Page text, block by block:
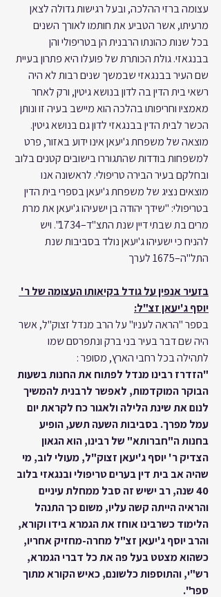
עצומה ברזי ההלכה, ובעל רגישות גדולה לצאן
מרעיתו, אשר הטביע את חותמו לאורך השנים
בכל שנות כהונתו הרבנית הן בטריפולי והן
בבנגאזי. גולת הכותרת של פועלו היא פתרון בעיית
שם העיר בבנגאזי שבמשך שנים רבות לא היה
רשאי בית הדין בה לדון בנושא גיטין, ורק לאחר
מאמציו וחריפותו בהלכה הוא מיישב בעיה זו ונותן
הכשר לבית הדין בבנגאזי לדון גם בנושא גיטין.
מוצאה של משפחת ג'יעאן אינו ידוע באזור, פרט
למשפחות בודדות שהתגוררו בישובים קטנים בלוב
ובחלקם בעיר הבירה טריפולי. לראשונה אנו
מוצאים נציג של משפחת ג'יעאן בספרי בית הדין
בטריפולי: "שידך יהודה בן ישעיהו ג'יעאן את מרת
מרים בת שבתי דיין שנת התצ"ד–1734". ויש
להניח כי ישעיהו ג'יעאן נולד בסביבות שנת
התל"ה–1675 לערך
בזעיר אנפין על גודל בקיאותו העצומה של ר'
יוסף ג'יעאן זצ"ל:
בספר "הראה לעניו" על הרב מנדל זצוק"ל, אשר
היה שם דבר בעיר בני ברק ונתפרסם שמו
לתהילה בכל רחבי הארץ, מסופר :
"הזדרז רבינו מנדל לפתוח את החנות בשעות
הבוקר המוקדמות, לאפשר לרבנית להמשיך
לנום את שינת הלילה ולאגור כח לקראת יום
עמל מפרך. בסביבות השעה תשע, הופיע
בחנות ה"חברותא" של רבינו, הוא הגאון
הצדיק ר' יוסף ג'יעאן זצוק"ל, מעולי לוב, מי
שהיה אב בית דין בערים טריפולי ובנגאזי בלוב
40 שנה, רב ישיש זה סבל ממחלת עיניים
והראיה הייתה קשה עליו, משום כך התנהל
הלימוד כשרבינו אוחז את הגמרא בידו וקורא,
והרב יוסף ג'יעאן זצ"ל מחרה-מחזיק אחריו,
כשהוא מצטט בעל פה את כל דברי הגמרא,
רש"י, והתוספות כלשונם, כאיש הקורא מתוך
ספר".